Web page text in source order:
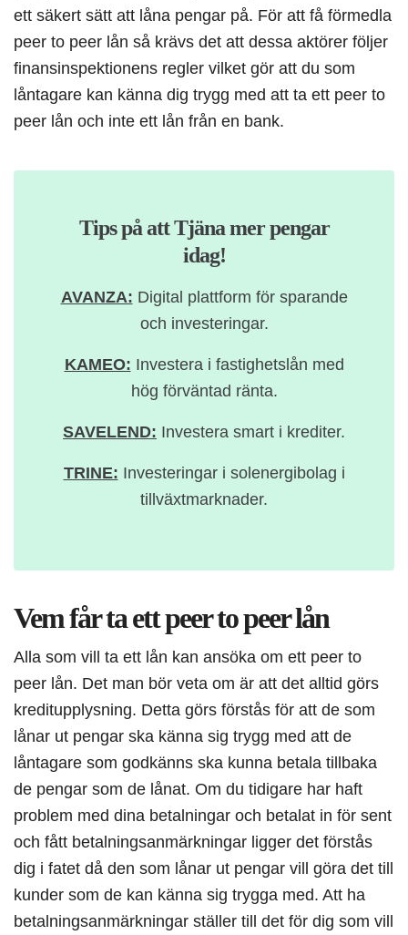
ett säkert sätt att låna pengar på. För att få förmedla
peer to peer lån så krävs det att dessa aktörer följer
finansinspektionens regler vilket gör att du som
låntagare kan känna dig trygg med att ta ett peer to
peer lån och inte ett lån från en bank.
Tips på att Tjäna mer pengar
idag!
AVANZA: Digital plattform för sparande
och investeringar.
KAMEO: Investera i fastighetslån med
hög förväntad ränta.
SAVELEND: Investera smart i krediter.
TRINE: Investeringar i solenergibolag i
tillväxtmarknader.
Vem får ta ett peer to peer lån
Alla som vill ta ett lån kan ansöka om ett peer to
peer lån. Det man bör veta om är att det alltid görs
kreditupplysning. Detta görs förstås för att de som
lånar ut pengar ska känna sig trygg med att de
låntagare som godkänns ska kunna betala tillbaka
de pengar som de lånat. Om du tidigare har haft
problem med dina betalningar och betalat in för sent
och fått betalningsanmärkningar ligger det förstås
dig i fatet då den som lånar ut pengar vill göra det till
kunder som de kan känna sig trygga med. Att ha
betalningsanmärkningar ställer till det för dig som vill